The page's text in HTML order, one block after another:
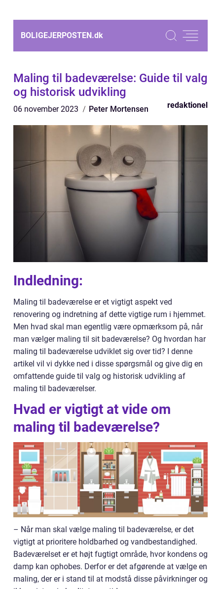
BOLIGEJERPOSTEN.dk
Maling til badeværelse: Guide til valg
og historisk udvikling
06 november 2023 Peter Mortensen redaktionel
Indledning:
Maling til badeværelse er et vigtigt aspekt ved
renovering og indretning af dette vigtige rum i hjemmet.
Men hvad skal man egentlig være opmærksom på, når
man vælger maling til sit badeværelse? Og hvordan har
maling til badeværelse udviklet sig over tid? I denne
artikel vil vi dykke ned i disse spørgsmål og give dig en
omfattende guide til valg og historisk udvikling af
maling til badeværelser.
Hvad er vigtigt at vide om
maling til badeværelse?
– Når man skal vælge maling til badeværelse, er det
vigtigt at prioritere holdbarhed og vandbestandighed.
Badeværelset er et højt fugtigt område, hvor kondens og
damp kan ophobes. Derfor er det afgørende at vælge en
maling, der er i stand til at modstå disse påvirkninger og